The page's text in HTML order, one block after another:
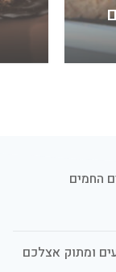
החמים
ומתוק אצלכם